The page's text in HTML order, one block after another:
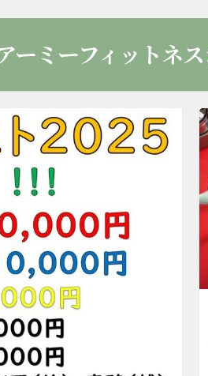
ーミーフィットネ